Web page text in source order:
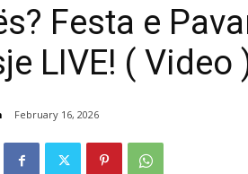
Festa e
LIVE! ( Video
February 16, 2026